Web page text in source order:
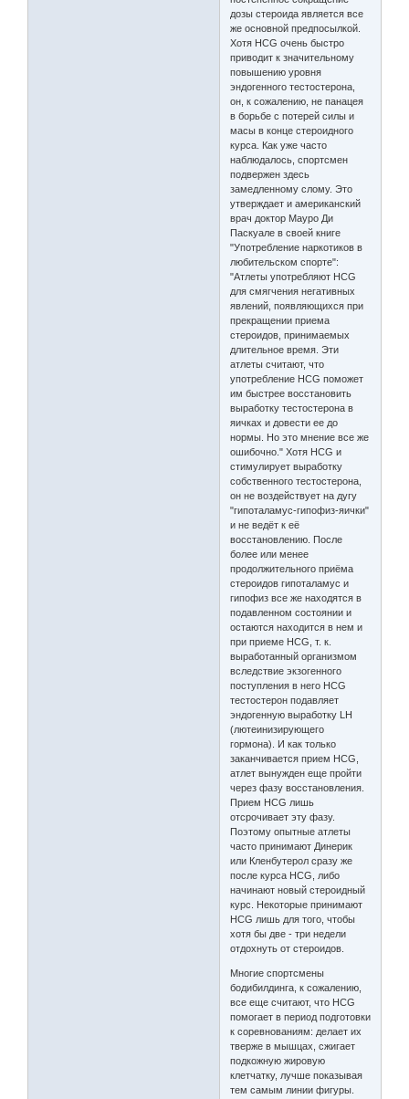
дозы стероида является все
же основной предпосылкой.
Хотя HCG очень быстро
приводит к значительному
повышению уровня
эндогенного тестостерона,
он, к сожалению, не панацея
в борьбе с потерей силы и
масы в конце стероидного
курса. Как уже часто
наблюдалось, спортсмен
подвержен здесь
замедленному слому. Это
утверждает и американский
врач доктор Мауро Ди
Паскуале в своей книге
"Употребление наркотиков в
любительском спорте":
"Атлеты употребляют HCG
для смягчения негативных
явлений, появляющихся при
прекращении приема
стероидов, принимаемых
длительное время. Эти
атлеты считают, что
употребление HCG поможет
им быстрее восстановить
выработку тестостерона в
яичках и довести ее до
нормы. Но это мнение все же
ошибочно." Хотя HCG и
стимулирует выработку
собственного тестостерона,
он не воздействует на дугу
"гипоталамус-гипофиз-яички"
и не ведёт к её
восстановлению. После
более или менее
продолжительного приёма
стероидов гипоталамус и
гипофиз все же находятся в
подавленном состоянии и
остаются находится в нем и
при приеме HCG, т. к.
выработанный организмом
вследствие экзогенного
поступления в него HCG
тестостерон подавляет
эндогенную выработку LH
(лютеинизирующего
гормона). И как только
заканчивается прием HCG,
атлет вынужден еще пройти
через фазу восстановления.
Прием HCG лишь
отсрочивает эту фазу.
Поэтому опытные атлеты
часто принимают Динерик
или Кленбутерол сразу же
после курса HCG, либо
начинают новый стероидный
курс. Некоторые принимают
HCG лишь для того, чтобы
хотя бы две - три недели
отдохнуть от стероидов.
Многие спортсмены
бодибилдинга, к сожалению,
все еще считают, что HCG
помогает в период подготовки
к соревнованиям: делает их
тверже в мышцах, сжигает
подкожную жировую
клетчатку, лучше показывая
тем самым линии фигуры.